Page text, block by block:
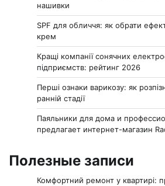
нашивки
SPF для обличчя: як обрати
крем
Кращі компанії сонячних
підприємств: рейтинг 2026
Перші ознаки варикозу: як
ранній стадії
Паяльники для дома и
предлагает интернет-магазин
Полезные записи
Комфортний ремонт у квартирі: